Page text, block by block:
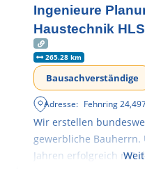
Ingenieure
Haustechnik
265.28 km
Bausachverständige
Adresse: Fehnring 24,
Wir erstellen
gewerbliche Bauherrn.
Jahren erfolgreich mit